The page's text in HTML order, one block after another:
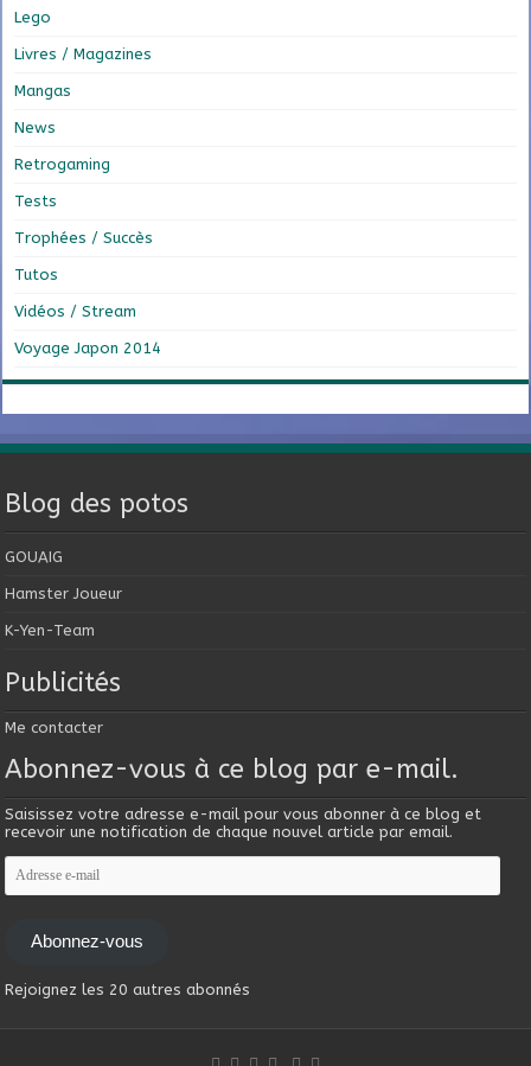
Lego
Livres / Magazines
Mangas
News
Retrogaming
Tests
Trophées / Succès
Tutos
Vidéos / Stream
Voyage Japon 2014
Blog des potos
GOUAIG
Hamster Joueur
K-Yen-Team
Publicités
Me contacter
Abonnez-vous à ce blog par e-mail.
Saisissez votre adresse e-mail pour vous abonner à ce blog et
recevoir une notification de chaque nouvel article par email.
Adresse
e-
mail
Abonnez-vous
Rejoignez les 20 autres abonnés